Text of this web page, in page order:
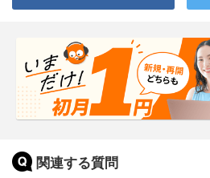
関連する質問